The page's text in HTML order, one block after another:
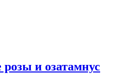
и озатамнус